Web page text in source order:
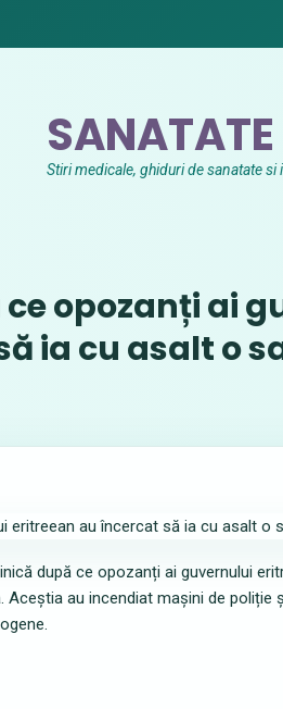
SANATATE
Stiri medicale, ghiduri de sanatate
opozanți ai
ia cu asalt o
după ce opozanți ai guvernului
au incendiat mașini de poliție